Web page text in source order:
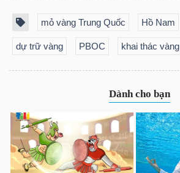
mỏ vàng Trung Quốc Hồ Nam
dự trữ vàng PBOC khai thác vàng
PHÁI